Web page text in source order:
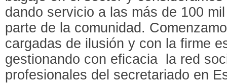
dando servicio a las más de 100
parte de la comunidad.
cargadas de ilusión y con la firme
gestionando con eficacia la red
profesionales del secretariado en